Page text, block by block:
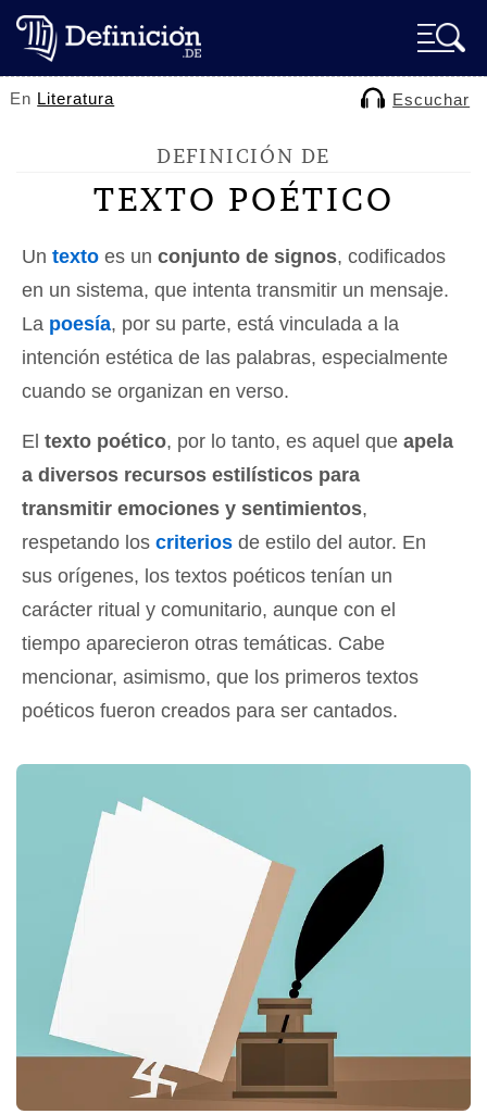
En Literatura Escuchar
DEFINICIÓN DE
TEXTO POÉTICO
Un texto es un conjunto de signos, codificados
en un sistema, que intenta transmitir un mensaje.
La poesía, por su parte, está vinculada a la
intención estética de las palabras, especialmente
cuando se organizan en verso.
El texto poético, por lo tanto, es aquel que apela
a diversos recursos estilísticos para
transmitir emociones y sentimientos,
respetando los criterios de estilo del autor. En
sus orígenes, los textos poéticos tenían un
carácter ritual y comunitario, aunque con el
tiempo aparecieron otras temáticas. Cabe
mencionar, asimismo, que los primeros textos
poéticos fueron creados para ser cantados.